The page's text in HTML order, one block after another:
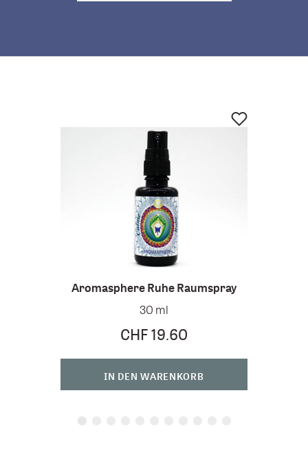
Aromasphere Ruhe Raumspray
30 ml
CHF 19.60
IN DEN WARENKORB